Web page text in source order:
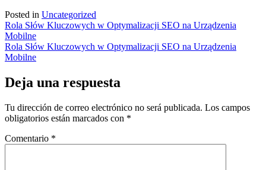
Posted in Uncategorized
Navegación
de
entradas
Rola Słów Kluczowych w Optymalizacji SEO na Urządzenia
Mobilne
Rola Słów Kluczowych w Optymalizacji SEO na Urządzenia
Mobilne
Deja una respuesta
Tu dirección de correo electrónico no será publicada. Los campos
obligatorios están marcados con *
Comentario *